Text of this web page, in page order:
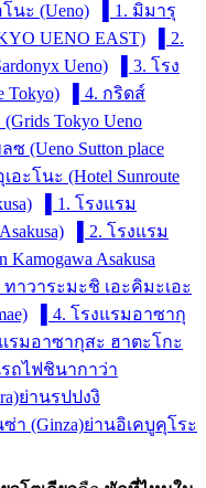
นะ (Ueno)
▌1. มิมารุ
UENO EAST)
▌2.
Ueno)
▌3. โรง
Tokyo)
▌4. กริดส์
Tokyo Ueno
(Ueno Sutton place
อะโนะ (Hotel Sunroute
▌1. โรงแรม
▌2. โรงแรม
Asakusa
ทาวาระมะชิ เอะคิมะเอะ
▌4. โรงแรมอาซากุ
แรมอาซากุสะ ฮาตะโกะ
ถไฟชินากาว่า
ย่านรปปงงิ
า (Ginza)ย่านอิเคบูคุโระ